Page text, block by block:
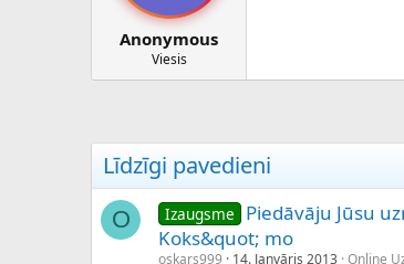
Anonymous
Viesis
Līdzīgi pavedieni
O Izaugsme
Piedāvāju Jūsu
Koks&quot; mo
oskars999 14. Janvāris 2013 Online